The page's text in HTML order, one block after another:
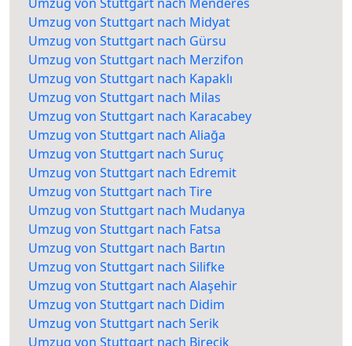
Umzug von Stuttgart nach Midyat
Umzug von Stuttgart nach Gürsu
Umzug von Stuttgart nach Merzifon
Umzug von Stuttgart nach Kapaklı
Umzug von Stuttgart nach Milas
Umzug von Stuttgart nach Karacabey
Umzug von Stuttgart nach Aliağa
Umzug von Stuttgart nach Suruç
Umzug von Stuttgart nach Edremit
Umzug von Stuttgart nach Tire
Umzug von Stuttgart nach Mudanya
Umzug von Stuttgart nach Fatsa
Umzug von Stuttgart nach Bartın
Umzug von Stuttgart nach Silifke
Umzug von Stuttgart nach Alaşehir
Umzug von Stuttgart nach Didim
Umzug von Stuttgart nach Serik
Umzug von Stuttgart nach Birecik